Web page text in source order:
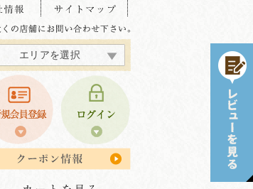
エリアを選択
北海道エリア
東北エリア
関東エリア
東海・北陸エリア
関西エリア
中四国エリア
九州エリア